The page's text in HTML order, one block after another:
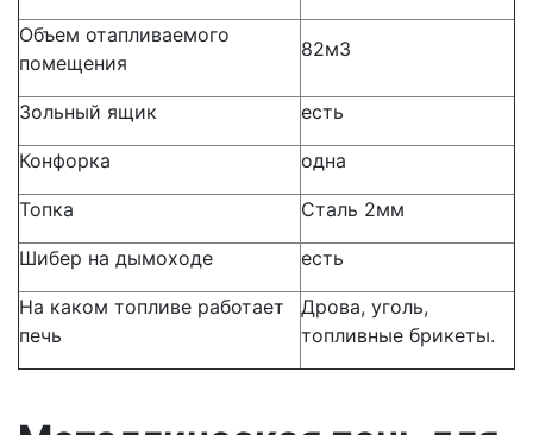
Объем отапливаемого
помещения
82м3
Зольный ящик есть
Конфорка одна
Топка Сталь 2мм
Шибер на дымоходе есть
На каком топливе работает
печь
Дрова, уголь,
топливные брикеты.